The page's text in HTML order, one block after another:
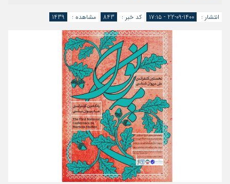
انتشار : 1400-09-22 - ۱۷:۱۵ کد خبر : 843 مشاهده : 1439